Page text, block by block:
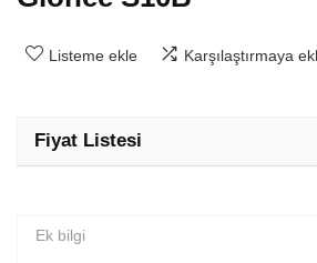
Listeme ekle Karşılaştırmaya
Fiyat Listesi
Ek bilgi